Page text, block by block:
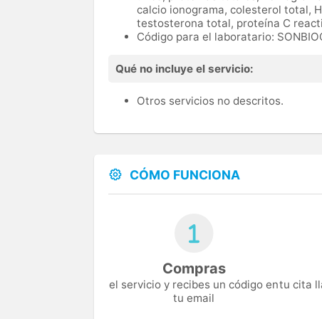
calcio ionograma, colesterol total,
testosterona total, proteína C
Código para el laboratario:
Qué no incluye el servicio:
Otros servicios no descritos.
CÓMO FUNCIONA
Compras
el servicio y recibes un código en
tu email
tu cita